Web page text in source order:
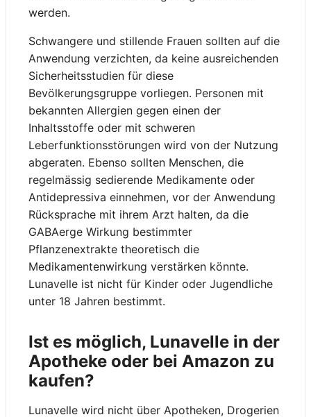
werden.
Schwangere und stillende Frauen sollten auf die
Anwendung verzichten, da keine ausreichenden
Sicherheitsstudien für diese
Bevölkerungsgruppe vorliegen. Personen mit
bekannten Allergien gegen einen der
Inhaltsstoffe oder mit schweren
Leberfunktionsstörungen wird von der Nutzung
abgeraten. Ebenso sollten Menschen, die
regelmässig sedierende Medikamente oder
Antidepressiva einnehmen, vor der Anwendung
Rücksprache mit ihrem Arzt halten, da die
GABAerge Wirkung bestimmter
Pflanzenextrakte theoretisch die
Medikamentenwirkung verstärken könnte.
Lunavelle ist nicht für Kinder oder Jugendliche
unter 18 Jahren bestimmt.
Ist es möglich, Lunavelle in der
Apotheke oder bei Amazon zu
kaufen?
Lunavelle wird nicht über Apotheken, Drogerien